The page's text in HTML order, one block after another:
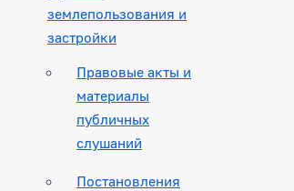
землепользования и
застройки
Правовые акты и
материалы
публичных
слушаний
Постановления